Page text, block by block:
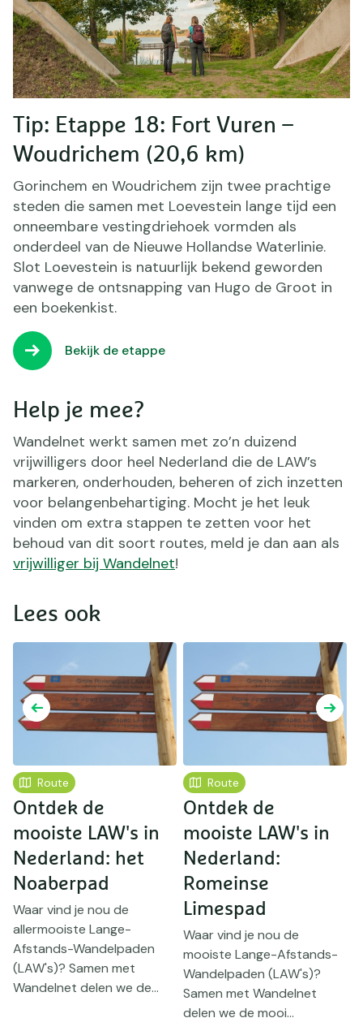
Tip: Etappe 18: Fort Vuren –
Woudrichem (20,6 km)
Gorinchem en Woudrichem zijn twee prachtige
steden die samen met Loevestein lange tijd een
onneembare vestingdriehoek vormden als
onderdeel van de Nieuwe Hollandse Waterlinie.
Slot Loevestein is natuurlijk bekend geworden
vanwege de ontsnapping van Hugo de Groot in
een boekenkist.
Bekijk de etappe
Help je mee?
Wandelnet werkt samen met zo’n duizend
vrijwilligers door heel Nederland die de LAW’s
markeren, onderhouden, beheren of zich inzetten
voor belangenbehartiging. Mocht je het leuk
vinden om extra stappen te zetten voor het
behoud van dit soort routes, meld je dan aan als
vrijwilliger bij Wandelnet!
Lees ook
Route
Ontdek de
mooiste LAW's in
Nederland: het
Noaberpad
Waar vind je nou de
allermooiste Lange-
Afstands-Wandelpaden
(LAW's)? Samen met
Wandelnet delen we de...
Route
Ontdek de
mooiste LAW's in
Nederland:
Romeinse
Limespad
Waar vind je nou de
mooiste Lange-Afstands-
Wandelpaden (LAW's)?
Samen met Wandelnet
delen we de mooi...